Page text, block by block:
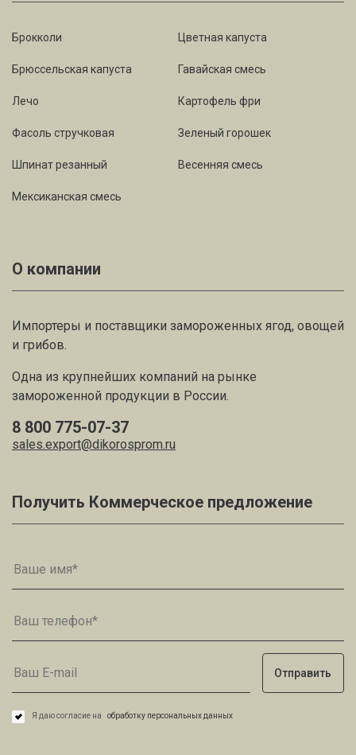
О компании
Импортеры и поставщики замороженных ягод, овощей
и грибов.
Одна из крупнейших компаний на рынке
замороженной продукции в России.
8 800 775-07-37
sales.export@dikorosprom.ru
Брокколи Цветная капуста
Брюссельская капуста Гавайская смесь
Лечо Картофель фри
Фасоль стручковая Зеленый горошек
Шпинат резанный Весенняя смесь
Мексиканская смесь
Получить Коммерческое предложение
Я даю согласие на обработку персональных данных